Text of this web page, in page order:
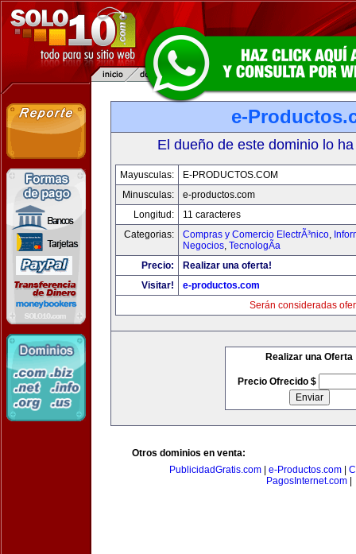
e-
El dueño de este dominio lo
Mayusculas:
E-PRODUCTOS.COM
Minusculas:
e-productos.com
Longitud:
11 caracteres
Categorias:
Compras y Comercio ElectrÃ³nico,
Negocios, TecnologÃ­a
Precio:
Realizar una oferta!
Visitar!
e-productos.com
Serán consideradas
Realizar una Oferta
Precio Ofrecido $
Otros dominios en venta:
PublicidadGratis.com
e-Productos.com
PagosInternet.com